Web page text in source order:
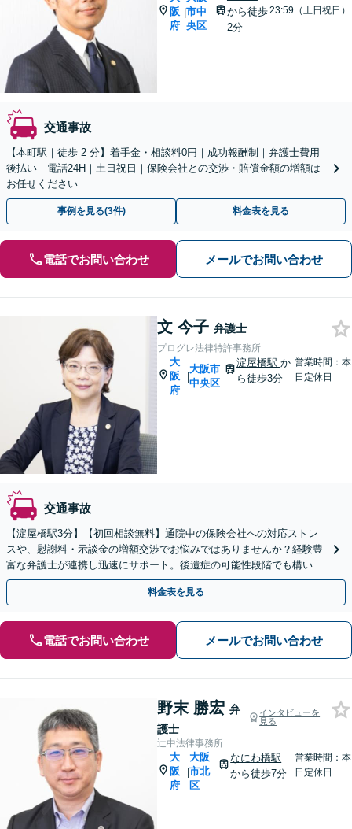
阪
府
|市中
央区
から徒歩
2分
23:59（土日祝日）
交通事故
【本町駅｜徒歩 2 分】着手金・相談料0円｜成功報酬制｜弁護士費用
後払い｜電話24H｜土日祝日｜保険会社との交渉・賠償金額の増額は
お任せください
事例を見る(3件) 料金表を見る
電話でお問い合わせ メールでお問い合わせ
文 今子 弁護士
プログレ法律特許事務所
大
阪
府
|
大阪市
中央区
淀屋橋駅か
ら徒歩3分
営業時間：本
日定休日
交通事故
【淀屋橋駅3分】【初回相談無料】通院中の保険会社への対応ストレ
スや、慰謝料・示談金の増額交渉でお悩みではありませんか？経験豊
富な弁護士が連携し迅速にサポート。後遺症の可能性段階でも構いま
せんので、まずはご相談ください。【夜間・休日相談可】
料金表を見る
電話でお問い合わせ メールでお問い合わせ
野末 勝宏 弁
護士
インタビューを
見る
辻中法律事務所
大
阪
府
|
大阪
市北
区
なにわ橋駅
から徒歩7分
営業時間：本
日定休日